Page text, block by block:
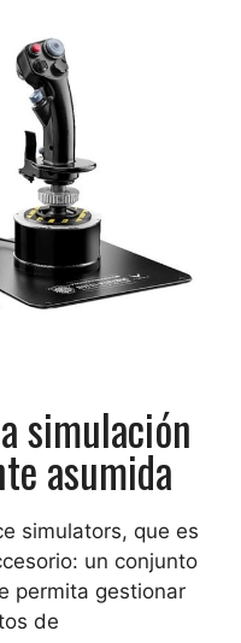
simulación
asumida
simulators, que es
un conjunto
permita gestionar
de